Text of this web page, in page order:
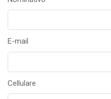
E-mail
Cellulare